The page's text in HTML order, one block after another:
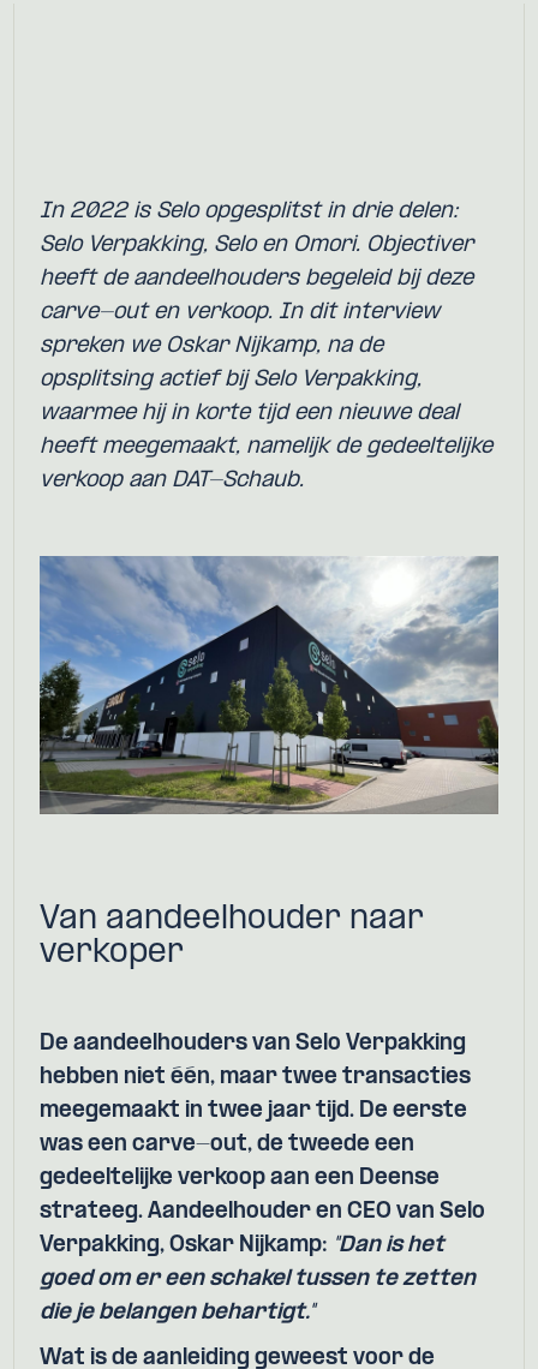
In 2022 is Selo opgesplitst in drie delen:
Selo Verpakking, Selo en Omori. Objectiver
heeft de aandeelhouders begeleid bij deze
carve-out en verkoop. In dit interview
spreken we Oskar Nijkamp, na de
opsplitsing actief bij Selo Verpakking,
waarmee hij in korte tijd een nieuwe deal
heeft meegemaakt, namelijk de gedeeltelijke
verkoop aan DAT-Schaub.
Van aandeelhouder naar
verkoper
De aandeelhouders van Selo Verpakking
hebben niet één, maar twee transacties
meegemaakt in twee jaar tijd. De eerste
was een carve-out, de tweede een
gedeeltelijke verkoop aan een Deense
strateeg. Aandeelhouder en CEO van Selo
Verpakking, Oskar Nijkamp: "Dan is het
goed om er een schakel tussen te zetten
die je belangen behartigt."
Wat is de aanleiding geweest voor de